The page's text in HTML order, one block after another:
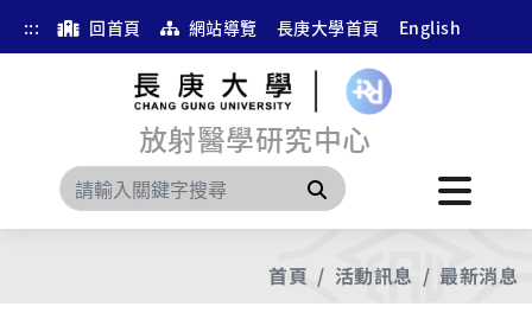
::: 回首頁 網站導覽 長庚大學首頁 English
放射醫學研究中心
搜尋
首頁 活動訊息 最新消息